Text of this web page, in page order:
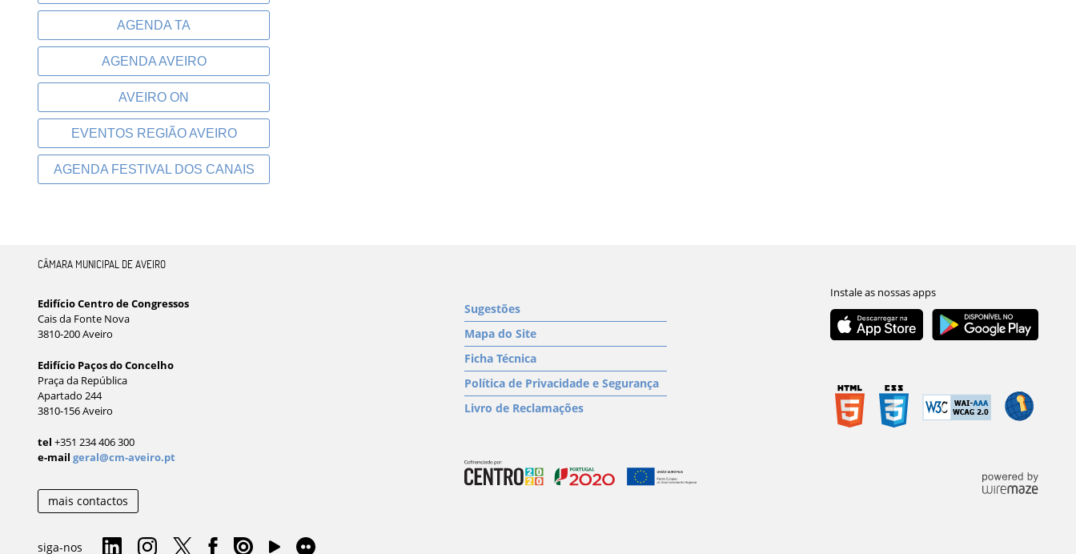
AGENDA TA
AGENDA AVEIRO
AVEIRO ON
EVENTOS REGIÃO AVEIRO
AGENDA FESTIVAL DOS CANAIS
CÂMARA MUNICIPAL DE AVEIRO
Edifício Centro de Congressos
Cais da Fonte Nova
3810-200 Aveiro
Edifício Paços do Concelho
Praça da República
Apartado 244
3810-156 Aveiro
tel +351 234 406 300
e-mail geral@cm-aveiro.pt
mais contactos
siga-nos
Sugestões
Mapa do Site
Ficha Técnica
Política de Privacidade e Segurança
Livro de Reclamações